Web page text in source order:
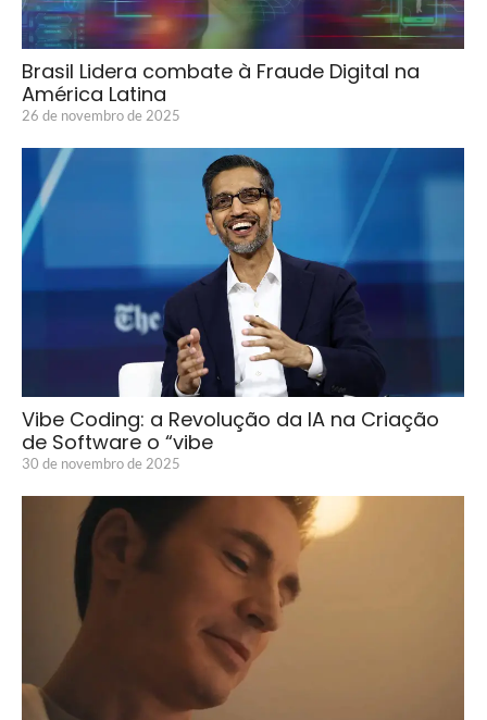
Brasil Lidera combate à Fraude Digital na
América Latina
26 de novembro de 2025
Vibe Coding: a Revolução da IA na Criação
de Software o “vibe
30 de novembro de 2025